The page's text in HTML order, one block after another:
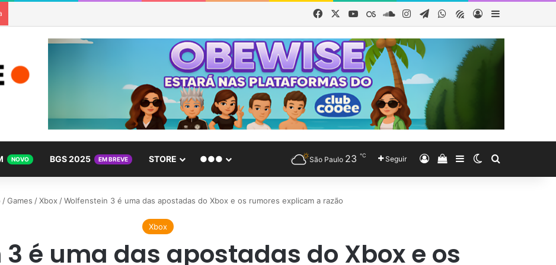
FacebookYouTube
Last.FMSoundCloud
Instagram
TelegramWhatsApp
Obewise Radio
EntrarBarra Lateral
NOVO BGS 2025 EM BREVE STORE ●●● São Paulo 23 ℃ Seguir EntrarVeja seu carrinho de
Barra Lateral
Switch skin
Procurar por
/Games /Xbox /Wolfenstein 3 é uma das apostadas do Xbox e os rumores explicam a razão
Xbox
é uma das apostadas do Xbox e os